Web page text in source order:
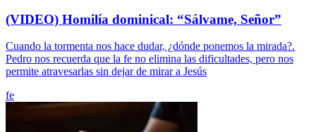
(VIDEO) Homilía dominical: “Sálvame, Señor”
Cuando la tormenta nos hace dudar, ¿dónde ponemos la mirada?.
Pedro nos recuerda que la fe no elimina las dificultades, pero nos
permite atravesarlas sin dejar de mirar a Jesús
fe